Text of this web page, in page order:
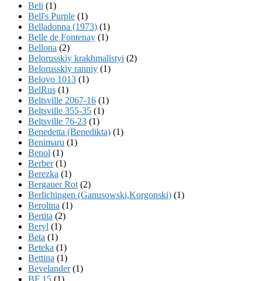
Beli (1)
Bell's Purple (1)
Belladonna (1973) (1)
Belle de Fontenay (1)
Bellona (2)
Belorusskiy krakhmalistyi (2)
Belorusskiy ranniy (1)
Belovo 1013 (1)
BelRus (1)
Beltsville 2067-16 (1)
Beltsville 355-35 (1)
Beltsville 76-23 (1)
Benedetta (Benedikta) (1)
Benimaru (1)
Benol (1)
Berber(1)
Berezka (1)
Bergauer Rot (2)
Berlichingen (Ganusowski,Korgonski) (1)
Berolina (1)
Bertita (2)
Beryl (1)
Beta (1)
Beteka (1)
Bettina (1)
Bevelander(1)
BF 15 (1)